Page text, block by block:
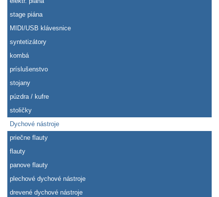
stage piána
MIDI/USB klávesnice
syntetizátory
kombá
príslušenstvo
stojany
púzdra / kufre
stoličky
Dychové nástroje
priečne flauty
flauty
panove flauty
plechové dychové nástroje
drevené dychové nástroje